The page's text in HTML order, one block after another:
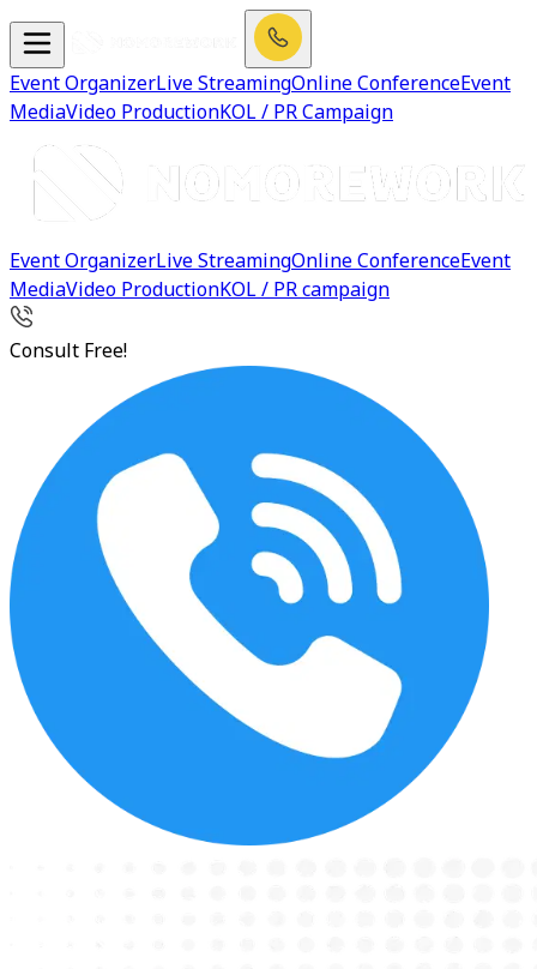
Event OrganizerLive StreamingOnline ConferenceEvent
MediaVideo ProductionKOL / PR Campaign
Event OrganizerLive StreamingOnline ConferenceEvent
MediaVideo ProductionKOL / PR campaign
Consult Free!